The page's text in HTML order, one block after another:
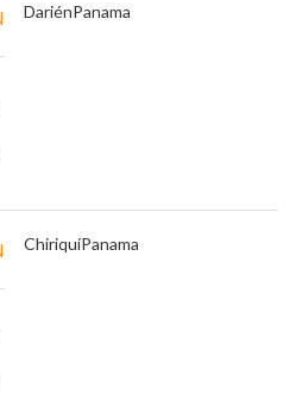
DariénPanama
ChiriquíPanama